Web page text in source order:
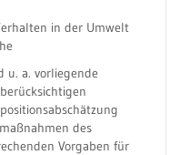
in der Umwelt
u. a. vorliegende
des
Vorgaben für